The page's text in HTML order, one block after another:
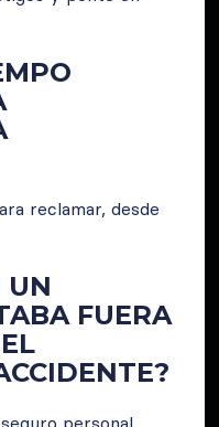
reclamar, desde
UN
FUERA
personal.